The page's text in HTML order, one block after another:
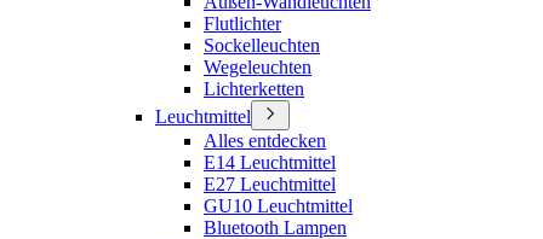
Flutlichter
Sockelleuchten
Wegeleuchten
Lichterketten
Leuchtmittel
Alles entdecken
E14 Leuchtmittel
E27 Leuchtmittel
GU10 Leuchtmittel
Bluetooth Lampen